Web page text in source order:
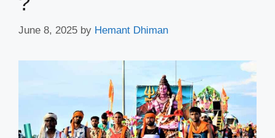
June 8, 2025 by Hemant Dhiman